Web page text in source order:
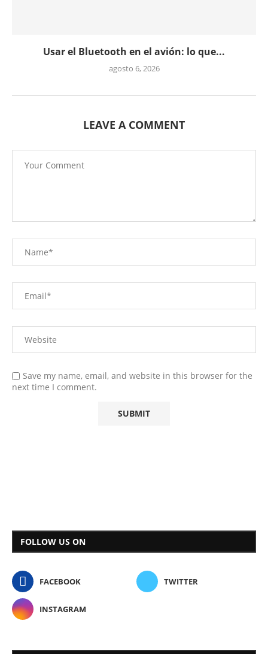
Usar el Bluetooth en el avión: lo que...
agosto 6, 2026
LEAVE A COMMENT
Save my name, email, and website in this browser for the
next time I comment.
FOLLOW US ON
FACEBOOK TWITTER
INSTAGRAM